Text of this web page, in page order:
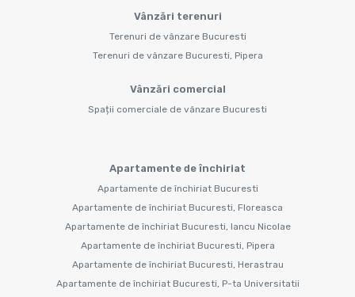
Vânzări terenuri
Terenuri de vânzare Bucuresti
Terenuri de vânzare Bucuresti, Pipera
Vânzări comercial
Spații comerciale de vânzare Bucuresti
Apartamente de închiriat
Apartamente de închiriat Bucuresti
Apartamente de închiriat Bucuresti, Floreasca
Apartamente de închiriat Bucuresti, Iancu Nicolae
Apartamente de închiriat Bucuresti, Pipera
Apartamente de închiriat Bucuresti, Herastrau
Apartamente de închiriat Bucuresti, P-ta Universitatii